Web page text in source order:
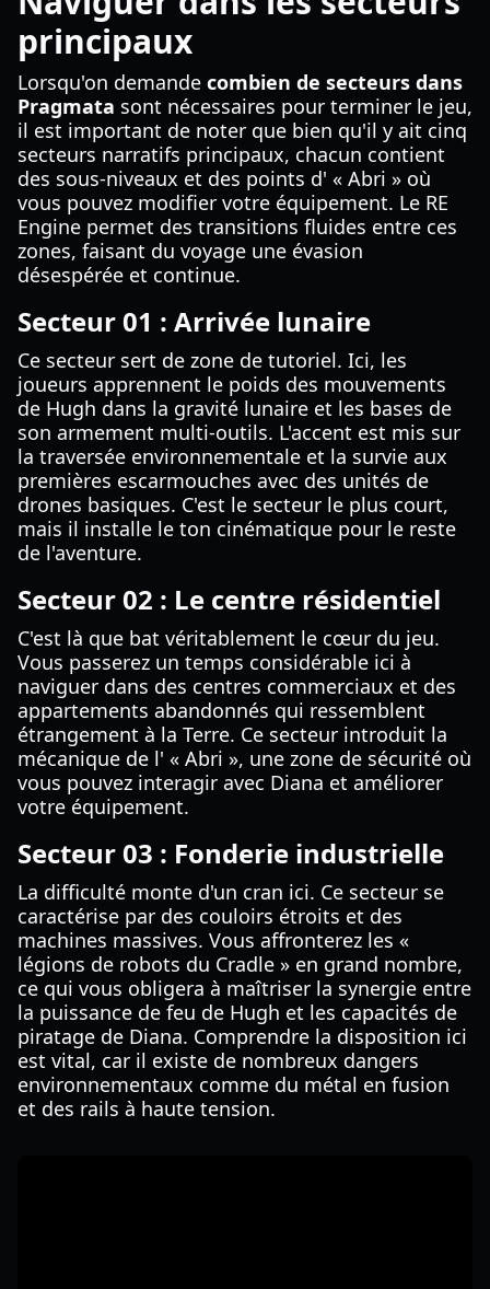
principaux
Lorsqu'on demande combien de secteurs dans
Pragmata sont nécessaires pour terminer le jeu,
il est important de noter que bien qu'il y ait cinq
secteurs narratifs principaux, chacun contient
des sous-niveaux et des points d' « Abri » où
vous pouvez modifier votre équipement. Le RE
Engine permet des transitions fluides entre ces
zones, faisant du voyage une évasion
désespérée et continue.
Secteur 01 : Arrivée lunaire
Ce secteur sert de zone de tutoriel. Ici, les
joueurs apprennent le poids des mouvements
de Hugh dans la gravité lunaire et les bases de
son armement multi-outils. L'accent est mis sur
la traversée environnementale et la survie aux
premières escarmouches avec des unités de
drones basiques. C'est le secteur le plus court,
mais il installe le ton cinématique pour le reste
de l'aventure.
Secteur 02 : Le centre résidentiel
C'est là que bat véritablement le cœur du jeu.
Vous passerez un temps considérable ici à
naviguer dans des centres commerciaux et des
appartements abandonnés qui ressemblent
étrangement à la Terre. Ce secteur introduit la
mécanique de l' « Abri », une zone de sécurité où
vous pouvez interagir avec Diana et améliorer
votre équipement.
Secteur 03 : Fonderie industrielle
La difficulté monte d'un cran ici. Ce secteur se
caractérise par des couloirs étroits et des
machines massives. Vous affronterez les «
légions de robots du Cradle » en grand nombre,
ce qui vous obligera à maîtriser la synergie entre
la puissance de feu de Hugh et les capacités de
piratage de Diana. Comprendre la disposition ici
est vital, car il existe de nombreux dangers
environnementaux comme du métal en fusion
et des rails à haute tension.